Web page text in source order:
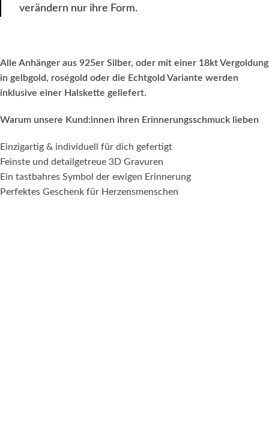
verändern nur ihre Form.
Alle Anhänger aus 925er Silber, oder mit einer 18kt Vergoldung
in gelbgold, roségold oder die Echtgold Variante werden
inklusive einer Halskette geliefert.
Warum unsere Kund:innen ihren Erinnerungsschmuck lieben
Einzigartig & individuell für dich gefertigt
Feinste und detailgetreue 3D Gravuren
Ein tastbahres Symbol der ewigen Erinnerung
Perfektes Geschenk für Herzensmenschen